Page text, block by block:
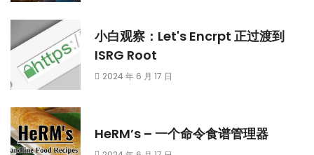
小白观察：Let's Encrpt 正过渡到
ISRG Root
2024 年 6 月 17 日
HeRM’s – 一个命令食谱管理器